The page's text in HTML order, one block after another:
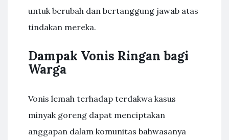
untuk berubah dan bertanggung jawab atas
tindakan mereka.
Dampak Vonis Ringan bagi
Warga
Vonis lemah terhadap terdakwa kasus
minyak goreng dapat menciptakan
anggapan dalam komunitas bahwasanya